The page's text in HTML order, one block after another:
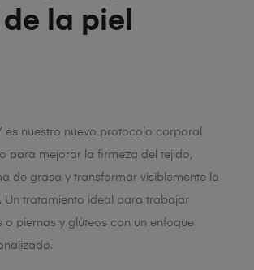
la piel
es nuestro nuevo protocolo corporal
para mejorar la firmeza del tejido,
de grasa y transformar visiblemente la
Un tratamiento ideal para trabajar
o piernas y glúteos con un enfoque